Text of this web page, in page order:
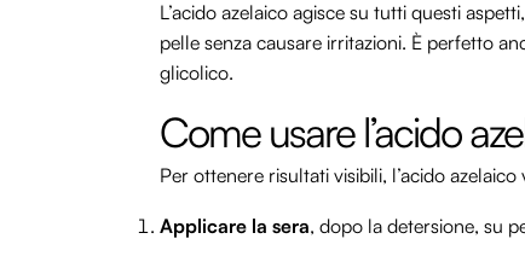
L’acido azelaico agisce su tutti questi
pelle senza causare irritazioni. È perfetto
glicolico.
Come usare l’acido
Per ottenere risultati visibili, l’acido
Applicare la sera, dopo la detersione, su